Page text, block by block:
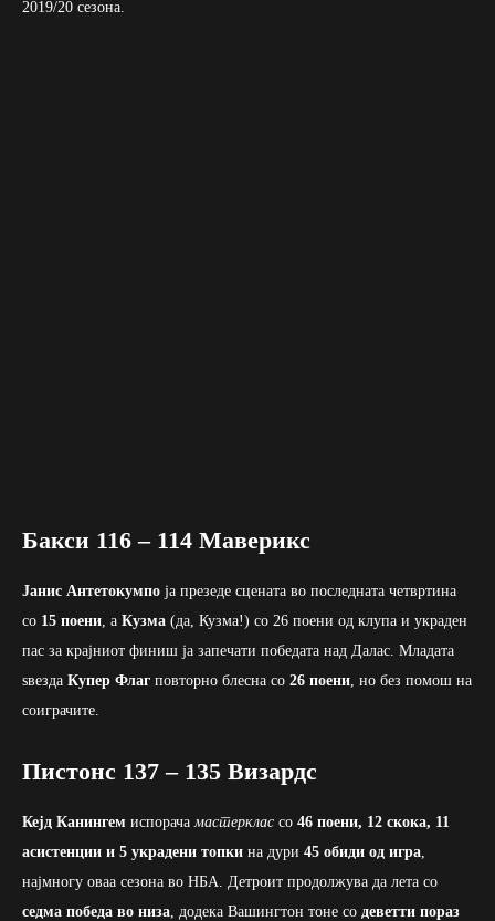
2019/20 сезона.
Бакси 116 – 114 Маверикс
Јанис Антетокумпо ја презеде сцената во последната четвртина
со 15 поени , а Кузма (да, Кузма!) со 26 поени од клупа и украден
пас за крајниот финиш ја запечати победата над Далас. Младата
ѕвезда Купер Флаг повторно блесна со 26 поени , но без помош на
соиграчите.
Пистонс 137 – 135 Визардс
Кејд Канингем испорача мастерклас со 46 поени, 12 скока, 11
асистенции и 5 украдени топки на дури 45 обиди од игра
најмногу оваа сезона во НБА. Детроит продолжува да лета со
седма победа во низа , додека Вашингтон тоне со деветти пораз